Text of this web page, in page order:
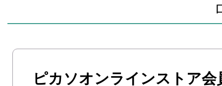
ピカソオンラインストア会